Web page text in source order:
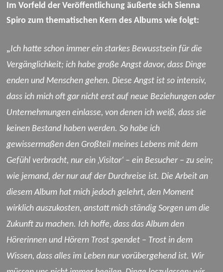
Im Vorfeld der Veröffentlichung äußerte sich Sienna
Spiro zum thematischen Kern des Albums wie folgt:
„Ich hatte schon immer ein starkes Bewusstsein für die
Vergänglichkeit; ich habe große Angst davor, dass Dinge
enden und Menschen gehen. Diese Angst ist so intensiv,
dass ich mich oft gar nicht erst auf neue Beziehungen oder
Unternehmungen einlasse, von denen ich weiß, dass sie
keinen Bestand haben werden. So habe ich
gewissermaßen den Großteil meines Lebens mit dem
Gefühl verbracht, nur ein ‚Visitor‘ – ein Besucher – zu sein;
wie jemand, der nur auf der Durchreise ist. Die Arbeit an
diesem Album hat mich jedoch gelehrt, den Moment
wirklich auszukosten, anstatt mich ständig Sorgen um die
Zukunft zu machen. Ich hoffe, dass das Album den
Hörerinnen und Hörern Trost spendet – Trost in dem
Wissen, dass alles im Leben nur vorübergehend ist. Wir